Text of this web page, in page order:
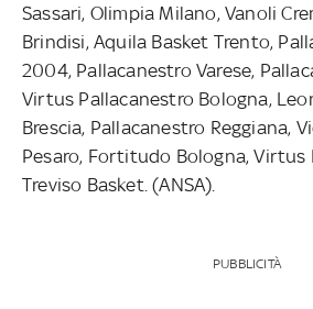
Sassari, Olimpia Milano, Vanoli
Brindisi, Aquila Basket Trento,
2004, Pallacanestro Varese,
Virtus Pallacanestro Bologna,
Brescia, Pallacanestro Reggiana,
Pesaro, Fortitudo Bologna, Virtus
Treviso Basket. (ANSA).
PUBBLICITÀ